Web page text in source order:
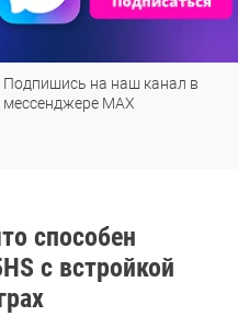
Подпишись на наш канал в
мессенджере МАХ
способен
с встройкой